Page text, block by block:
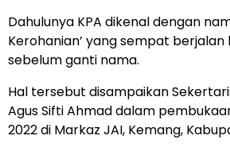
Dahulunya KPA dikenal dengan
Kerohanian’ yang sempat
sebelum ganti nama.
Hal tersebut disampaikan
Agus Sifti Ahmad dalam
2022 di Markaz JAI, Kemang,